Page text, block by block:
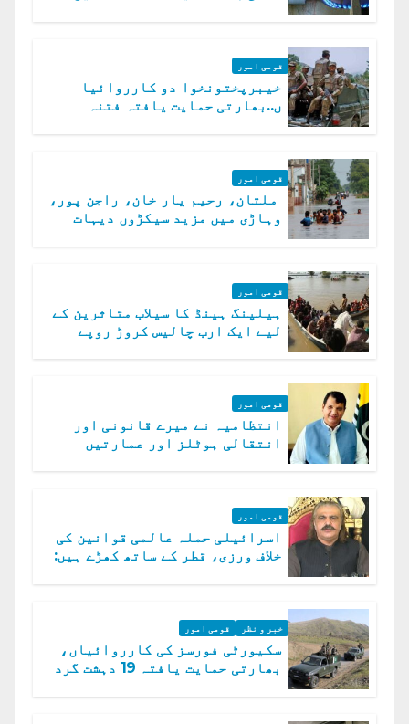
قومی امور
خیبرپختونخوا دو کارروائیا
ں..بھارتی حمایت یافتہ فتنہ
قومی امور
ملتان، رحیم یار خان، راجن پور،
وہاڑی میں مزید سیکڑوں دیہات
قومی امور
ہیلپنگ ہینڈ کا سیلاب متاثرین کے
لیے ایک ارب چالیس کروڑ روپے
قومی امور
انتظامیہ نے میرے قانونی اور
انتقالی ہوٹلز اور عمارتیں
قومی امور
اسرائیلی حملہ عالمی قوانین کی
خلاف ورزی، قطر کے ساتھ کھڑے ہیں:
خبر و نظر قومی امور
سکیورٹی فورسز کی کارروائیاں،
بھارتی حمایت یافتہ 19 دہشت گرد